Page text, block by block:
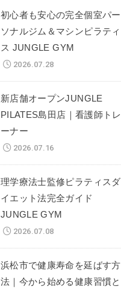
初心者も安心の完全個室パー
ソナルジム＆マシンピラティ
ス JUNGLE GYM
2026.07.28
新店舗オープンJUNGLE
PILATES島田店｜看護師トレ
ーナー
2026.07.16
理学療法士監修ピラティスダ
イエット法完全ガイド
JUNGLE GYM
2026.07.08
浜松市で健康寿命を延ばす方
法｜今から始める健康習慣と